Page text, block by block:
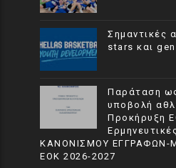
Σημαντικές
stars και
Παράταση
υποβολή
Προκήρυξη
ΚΑΝΟΝΙΣΜΟΥ ΕΓΓΡΑΦΩΝ-
ΕΟΚ 2026-2027